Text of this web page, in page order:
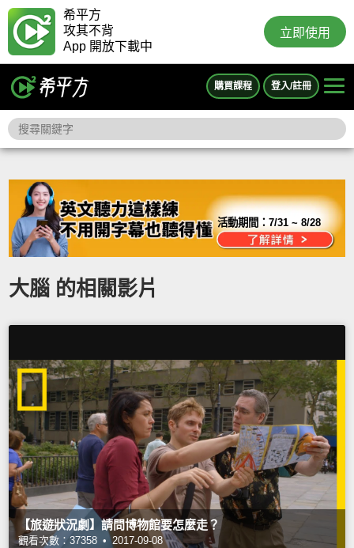
希平方
攻其不背
App 開放下載中
立即使用
購買課程 登入/註冊
活動期間：7/31 ~ 8/28
大腦 的相關影片
【旅遊狀況劇】請問博物館要怎麼走？
觀看次數：37358 • 2017-09-08